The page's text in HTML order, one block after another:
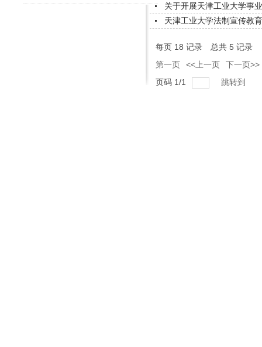
关于开展天津工业大学事
天津工业大学法制宣传教
每页 18 记录 总共 5 记录
第一页
<<上一页
下一页>>
页码 1/1 跳转到